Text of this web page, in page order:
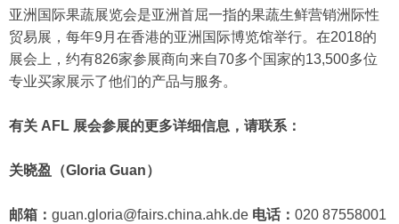
亚洲国际果蔬展览会是亚洲首屈一指的果蔬生鲜营销洲际性
贸易展，每年9月在香港的亚洲国际博览馆举行。在2018的
展会上，约有826家参展商向来自70多个国家的13,500多位
专业买家展示了他们的产品与服务。
有关 AFL 展会参展的更多详细信息，请联系：
关晓盈（Gloria Guan）
邮箱： guan.gloria@fairs.china.ahk.de 电话： 020 87558001